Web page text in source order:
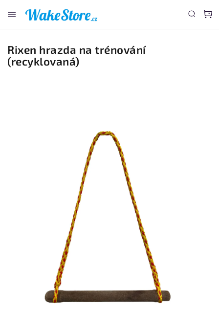
Rixen hrazda na trénování
(recyklovaná)
www.wakestore.cz - Chat